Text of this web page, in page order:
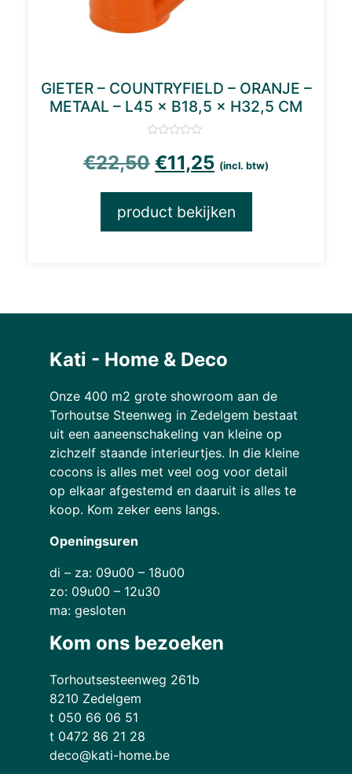
GIETER – COUNTRYFIELD – ORANJE –
METAAL – L45 × B18,5 × H32,5 CM
€22,50 Oorspronkelijke prijs
€11,25Huidige prijs
(incl. btw)
product bekijken
Kati - Home & Deco
Onze 400 m2 grote showroom aan de
Torhoutse Steenweg in Zedelgem bestaat
uit een aaneenschakeling van kleine op
zichzelf staande interieurtjes. In die kleine
cocons is alles met veel oog voor detail
op elkaar afgestemd en daaruit is alles te
koop. Kom zeker eens langs.
Openingsuren
di – za: 09u00 – 18u00
zo: 09u00 – 12u30
ma: gesloten
Kom ons bezoeken
Torhoutsesteenweg 261b
8210 Zedelgem
t 050 66 06 51
t 0472 86 21 28
deco@kati-home.be